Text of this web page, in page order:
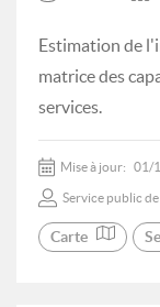
Estimation de
matrice des
services.
Mise à jour: 01/
Service public
Carte